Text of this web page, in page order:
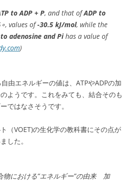
to ADP + P, and that ofADP to
∘, values of-30.5 kJ/mol, while the
adenosine and Pihas a value of
)
由エネルギーの値は、ATPやADPの加
ようです。これをみても、結合そのも
ではなさそうです。
（VOET)の生化学の教科書にその点が
した。
物における”エネルギー”の由来 加